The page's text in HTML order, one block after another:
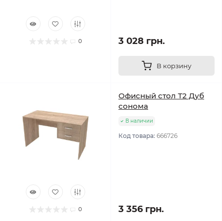
0 3 028 грн.
В корзину
0
Офисный стол Т2 Дуб
cонома
В наличии
Код товара: 666726
3 356 грн.